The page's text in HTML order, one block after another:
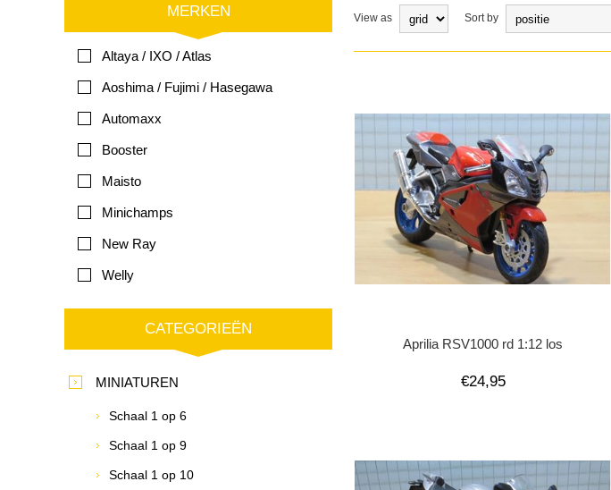
View as Sort by
Aprilia RSV1000 rd 1:12 los
€24,95
MERKEN
Altaya / IXO / Atlas
Aoshima / Fujimi / Hasegawa
Automaxx
Booster
Maisto
Minichamps
New Ray
Welly
CATEGORIEËN
MINIATUREN
Schaal 1 op 6
Schaal 1 op 9
Schaal 1 op 10